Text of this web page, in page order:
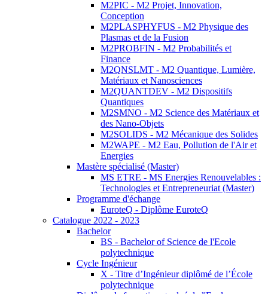
M2PIC - M2 Projet, Innovation,
Conception
M2PLASPHYFUS - M2 Physique des
Plasmas et de la Fusion
M2PROBFIN - M2 Probabilités et
Finance
M2QNSLMT - M2 Quantique, Lumière,
Matériaux et Nanosciences
M2QUANTDEV - M2 Dispositifs
Quantiques
M2SMNO - M2 Science des Matériaux et
des Nano-Objets
M2SOLIDS - M2 Mécanique des Solides
M2WAPE - M2 Eau, Pollution de l'Air et
Energies
Mastère spécialisé (Master)
MS ETRE - MS Energies Renouvelables :
Technologies et Entrepreneuriat (Master)
Programme d'échange
EuroteQ - Diplôme EuroteQ
Catalogue 2022 - 2023
Bachelor
BS - Bachelor of Science de l'Ecole
polytechnique
Cycle Ingénieur
X - Titre d’Ingénieur diplômé de l’École
polytechnique